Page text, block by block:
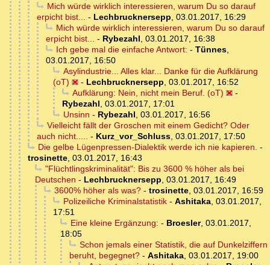
Mich würde wirklich interessieren, warum Du so darauf
erpicht bist... - Lechbrucknersepp, 03.01.2017, 16:29
Mich würde wirklich interessieren, warum Du so darauf
erpicht bist... - Rybezahl, 03.01.2017, 16:38
Ich gebe mal die einfache Antwort: - Tünnes,
03.01.2017, 16:50
Asylindustrie... Alles klar... Danke für die Aufklärung
(oT)
- Lechbrucknersepp, 03.01.2017, 16:52
Aufklärung: Nein, nicht mein Beruf. (oT)
-
Rybezahl, 03.01.2017, 17:01
Unsinn - Rybezahl, 03.01.2017, 16:56
Vielleicht fällt der Groschen mit einem Gedicht? Oder
auch nicht..... - Kurz_vor_Schluss, 03.01.2017, 17:50
Die gelbe Lügenpressen-Dialektik werde ich nie kapieren. -
trosinette, 03.01.2017, 16:43
"Flüchtlingskriminalität": Bis zu 3600 % höher als bei
Deutschen - Lechbrucknersepp, 03.01.2017, 16:49
3600% höher als was?- trosinette, 03.01.2017, 16:59
Polizeiliche Kriminalstatistik- Ashitaka, 03.01.2017,
17:51
Eine kleine Ergänzung: - Broesler, 03.01.2017,
18:05
Schon jemals einer Statistik, die auf Dunkelziffern
beruht, begegnet? - Ashitaka, 03.01.2017, 19:00